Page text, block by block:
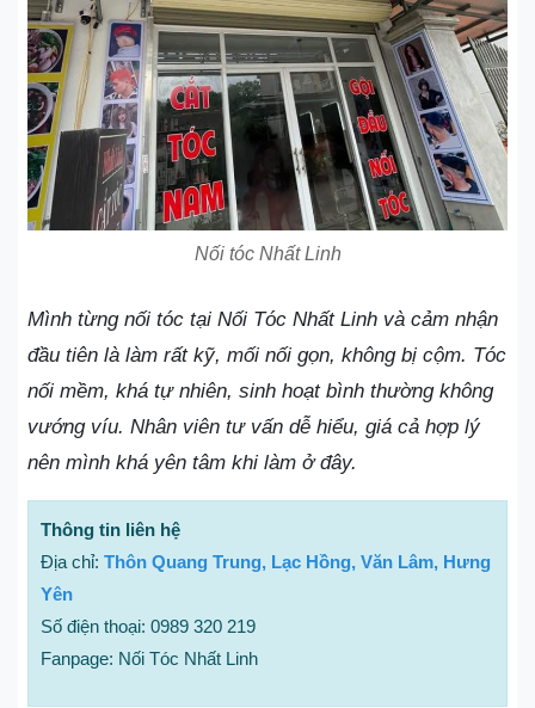
Nối tóc Nhất Linh
Mình từng nối tóc tại Nối Tóc Nhất Linh và cảm nhận
đầu tiên là làm rất kỹ, mối nối gọn, không bị cộm. Tóc
nối mềm, khá tự nhiên, sinh hoạt bình thường không
vướng víu. Nhân viên tư vấn dễ hiểu, giá cả hợp lý
nên mình khá yên tâm khi làm ở đây.
Thông tin liên hệ
Địa chỉ: Thôn Quang Trung, Lạc Hồng, Văn Lâm, Hưng
Yên
Số điện thoại: 0989 320 219
Fanpage: Nối Tóc Nhất Linh